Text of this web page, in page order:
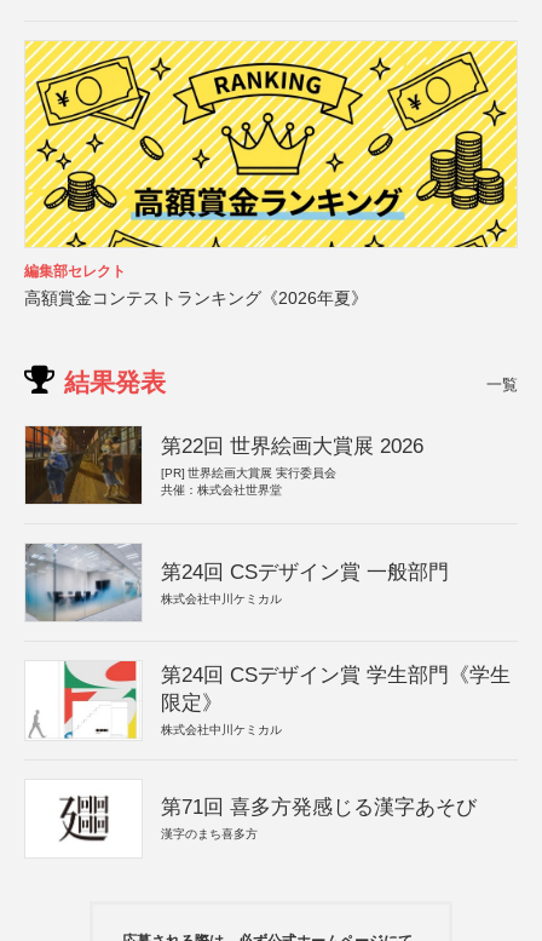
編集部セレクト
高額賞金コンテストランキング《2026年夏》
結果発表 一覧
第22回 世界絵画大賞展 2026
[PR] 世界絵画大賞展 実行委員会
共催：株式会社世界堂
第24回 CSデザイン賞 一般部門
株式会社中川ケミカル
第24回 CSデザイン賞 学生部門《学生
限定》
株式会社中川ケミカル
第71回 喜多方発感じる漢字あそび
漢字のまち喜多方